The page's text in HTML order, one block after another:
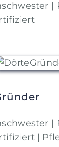
|
|
|